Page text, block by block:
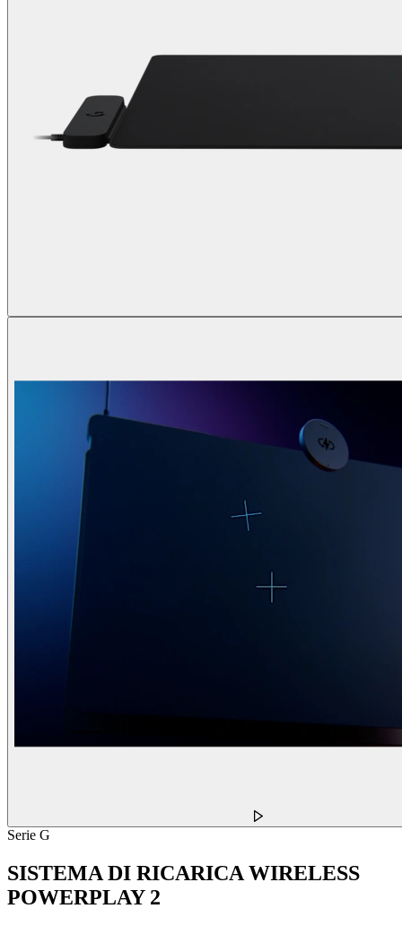
Serie G
SISTEMA DI RICARICA WIRELESS
POWERPLAY 2